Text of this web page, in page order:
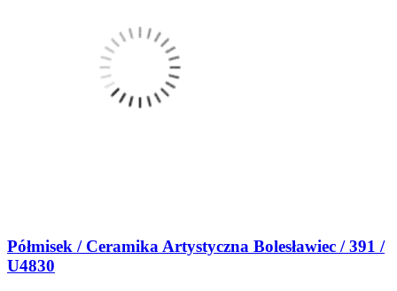
Półmisek / Ceramika Artystyczna Bolesławiec / 391 /
U4830